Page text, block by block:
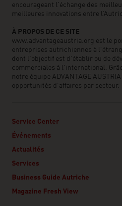
encourageant l'échange des
meilleures innovations entre
À PROPOS DE CE SITE
www.advantageaustria.org est le
entreprises autrichiennes à
dont l'objectif est d'établir ou de
commerciales à l'international.
notre équipe ADVANTAGE
opportunités d’affaires par secteur.
Service Center
Événements
Actualités
Services
Business Guide Autriche
Magazine Fresh View